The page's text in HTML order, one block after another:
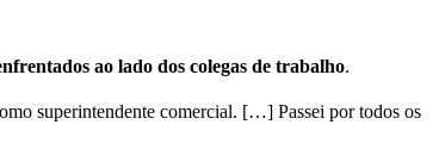
ao lado dos colegas de trabalho.
superintendente comercial. […] Passei por todos os